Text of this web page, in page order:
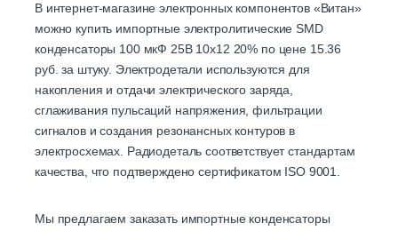
В интернет-магазине электронных компонентов «Витан»
можно купить импортные электролитические SMD
конденсаторы 100 мкФ 25В 10x12 20% по цене 15.36
руб. за штуку. Электродетали используются для
накопления и отдачи электрического заряда,
сглаживания пульсаций напряжения, фильтрации
сигналов и создания резонансных контуров в
электросхемах. Радиодеталь соответствует стандартам
качества, что подтверждено сертификатом ISO 9001.
Мы предлагаем заказать импортные конденсаторы